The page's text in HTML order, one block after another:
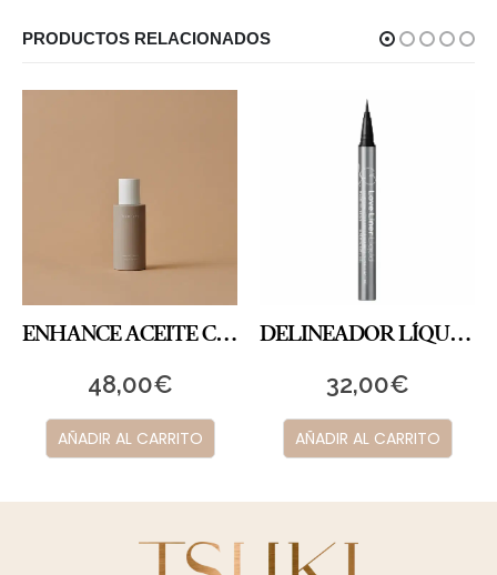
PRODUCTOS RELACIONADOS
ENHANCE ACEITE CORPORAL
48,00€
AÑADIR AL CARRITO
DELINEADOR LÍQUIDO LOVE LINER NEGRO
32,00€
AÑADIR AL CARRITO